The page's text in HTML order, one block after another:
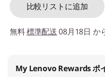
u
比較リストに追加
無料標準配送08月18日 か
My Lenovo Rewardsポ